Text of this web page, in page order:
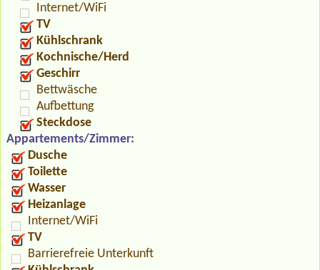
Internet/WiFi
TV
Kühlschrank
Kochnische/Herd
Geschirr
Bettwäsche
Aufbettung
Steckdose
Appartements/Zimmer:
Dusche
Toilette
Wasser
Heizanlage
Internet/WiFi
TV
Barrierefreie Unterkunft